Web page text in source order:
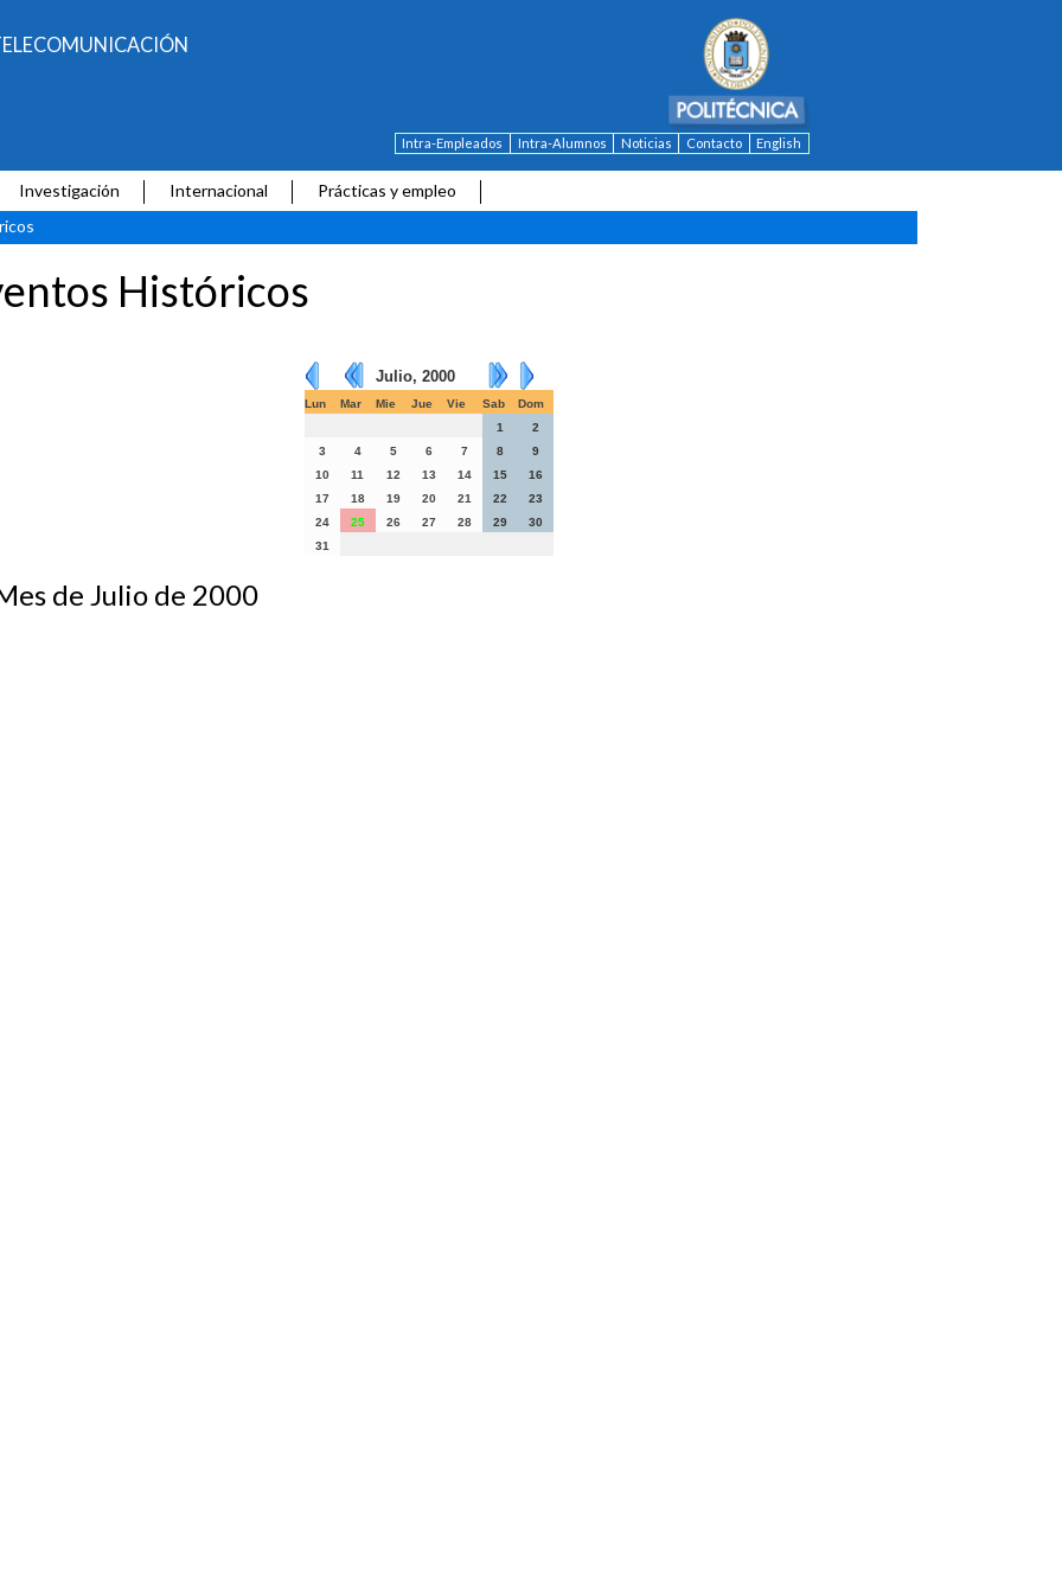
Intra-Empleados Intra-Alumnos Noticias Contacto English
Investigación Internacional
Prácticas y empleo
Históricos
Julio, 2000
Lun Mar Mie Jue Vie Sab
Dom
1
2
3
4 5 6 7 8
9
10
11 12 13 14 15
16
17
18 19 20 21 22
23
24
25 26 27 28 29
30
31
de Julio de 2000